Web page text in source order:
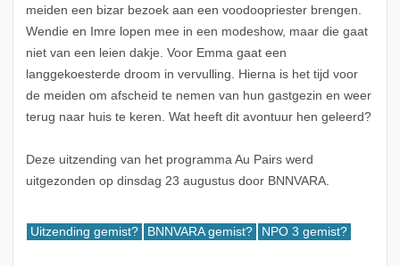
meiden een bizar bezoek aan een voodoopriester brengen.
Wendie en Imre lopen mee in een modeshow, maar die gaat
niet van een leien dakje. Voor Emma gaat een
langgekoesterde droom in vervulling. Hierna is het tijd voor
de meiden om afscheid te nemen van hun gastgezin en weer
terug naar huis te keren. Wat heeft dit avontuur hen geleerd?
Deze uitzending van het programma Au Pairs werd
uitgezonden op dinsdag 23 augustus door BNNVARA.
Uitzending gemist? BNNVARA gemist? NPO 3 gemist?